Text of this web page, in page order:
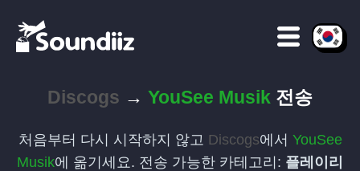
Discogs → YouSee Musik 전송
처음부터 다시 시작하지 않고 Discogs에서 YouSee
Musik에 옮기세요. 전송 가능한 카테고리: 플레이리